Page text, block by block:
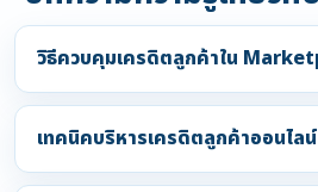
วิธีควบคุมเครดิตลูกค้าใน
เทคนิคบริหารเครดิตลูกค้าออนไลน์